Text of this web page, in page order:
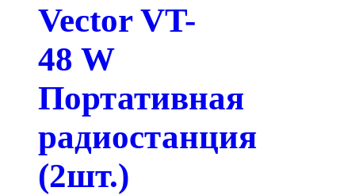
Vector VT-
48 W
Портативная
радиостанция
(2шт.)